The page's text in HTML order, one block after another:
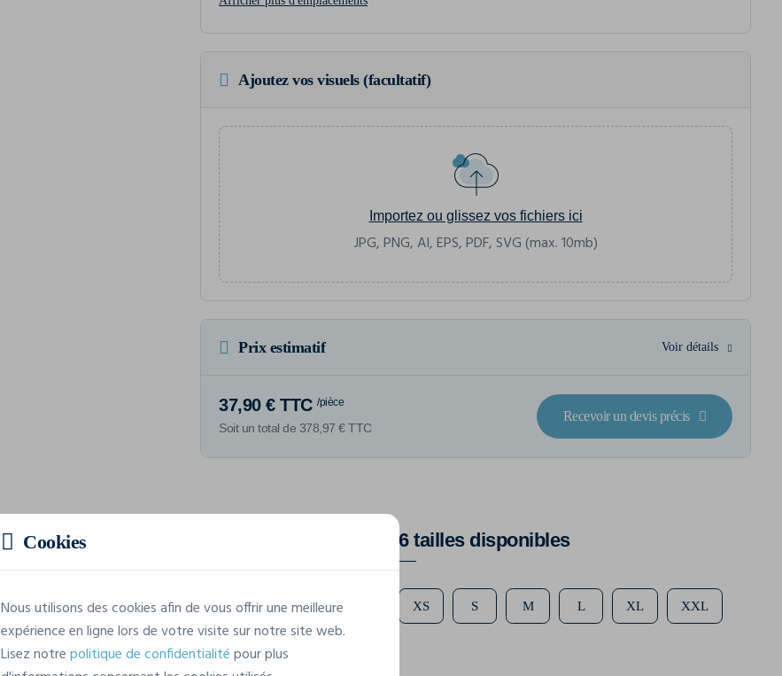
Ajoutez vos visuels (facultatif)
Importez ou glissez vos fichiers ici
JPG, PNG, AI, EPS, PDF, SVG (max. 10mb)
Prix estimatif Voir détails
37,90 € TTC /pièce
Soit un total de 378,97 € TTC
Recevoir un devis précis
Caractéristiques
Marque
Craft
Référence
1908229
6 tailles disponibles
XS S M L XL XXL
Cookies
Nous utilisons des cookies afin de vous offrir une meilleure
expérience en ligne lors de votre visite sur notre site web.
Lisez notrepolitique de confidentialitépour plus